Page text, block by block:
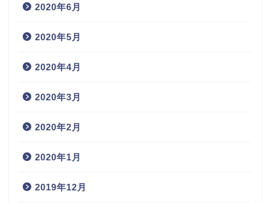
2020年6月
2020年5月
2020年4月
2020年3月
2020年2月
2020年1月
2019年12月